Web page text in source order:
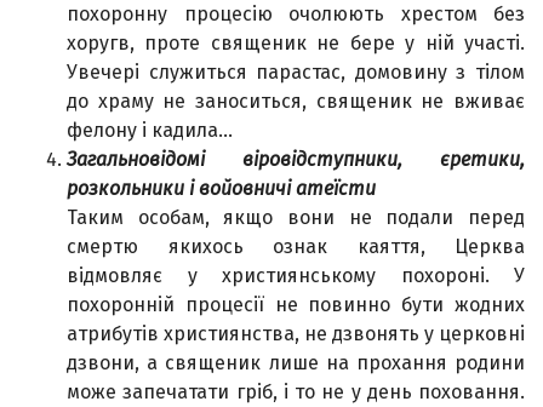
похоронну процесію очолюють хрестом без
хоругв, проте священик не бере у ній участі.
Увечері служиться парастас, домовину з тілом
до храму не заноситься, священик не вживає
фелону і кадила…
Загальновідомі віровідступники, єретики,
розкольники і войовничі атеїсти
Таким особам, якщо вони не подали перед
смертю якихось ознак каяття, Церква
відмовляє у християнському похороні. У
похоронній процесії не повинно бути жодних
атрибутів християнства, не дзвонять у церковні
дзвони, а священик лише на прохання родини
може запечатати гріб, і то не у день поховання.